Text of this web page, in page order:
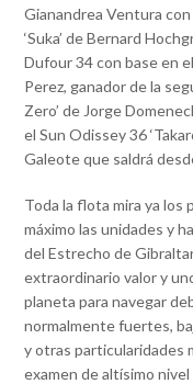
Gianandrea Ventura
‘Suka’ de Bernard
Dufour 34 con base en
Perez, ganador de la
Zero’ de Jorge
el Sun Odissey 36
Galeote que saldrá
Toda la flota mira ya los
máximo las unidades y
del Estrecho de
extraordinario valor y
planeta para navegar
normalmente fuertes,
y otras particularidades
examen de altísimo